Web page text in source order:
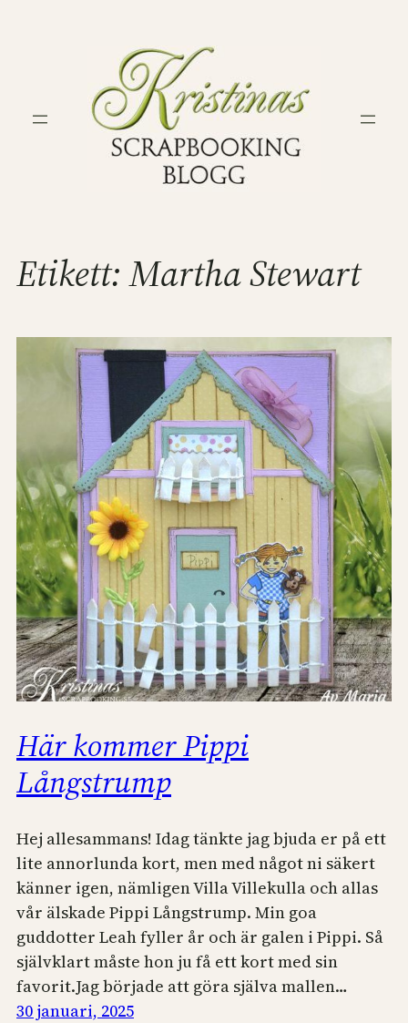
Etikett:Martha Stewart
Här kommer Pippi
Långstrump
Hej allesammans! Idag tänkte jag bjuda er på ett
lite annorlunda kort, men med något ni säkert
känner igen, nämligen Villa Villekulla och allas
vår älskade Pippi Långstrump. Min goa
guddotter Leah fyller år och är galen i Pippi. Så
självklart måste hon ju få ett kort med sin
favorit.Jag började att göra själva mallen…
30 januari, 2025